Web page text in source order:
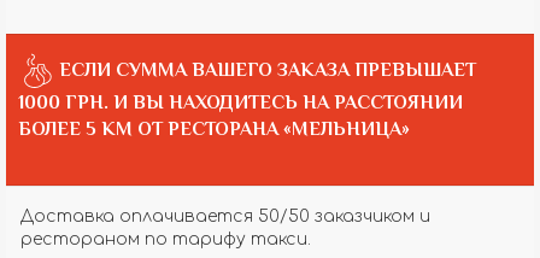
ЕСЛИ СУММА ВАШЕГО ЗАКАЗА ПРЕВЫШАЕТ
1000 ГРН. И ВЫ НАХОДИТЕСЬ НА РАССТОЯНИИ
БОЛЕЕ 5 КМ ОТ РЕСТОРАНА «МЕЛЬНИЦА»
Доставка оплачивается 50/50 заказчиком и
рестораном по тарифу такси.